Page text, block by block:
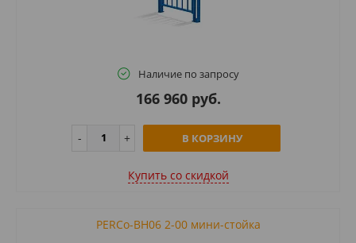
Наличие по запросу
166 960 руб.
В КОРЗИНУ
Купить cо скидкой
PERCo-BH06 2-00 мини-стойка